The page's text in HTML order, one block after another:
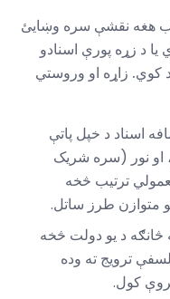
هغه نقشې سره وښایئ
د زړه پورې اسنادو
کوي. زاړه او وروستي
اسناد د خپل پاتې
او نور (سره شریک
ترتیب څخه
یو متوازن طرز ساتل.
څانګه د یو دولت څخه
ترویج ته وده
کول.